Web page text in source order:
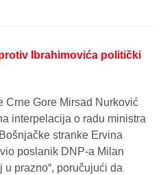
Ibrahimovića politički
Crne Gore Mirsad Nurković
interpelacija o radu ministra
stranke Ervina
poslanik DNP-a Milan
u prazno“, poručujući da